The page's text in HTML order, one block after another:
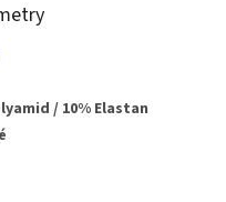
/ 10% Elastan